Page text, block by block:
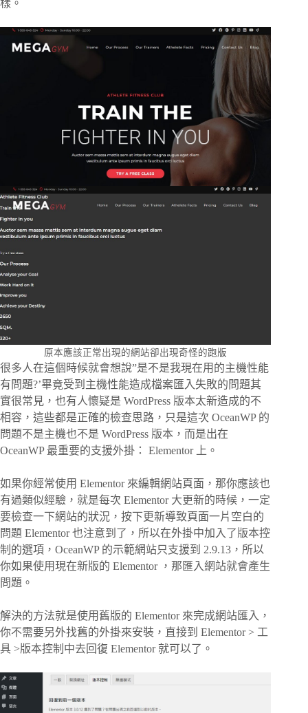
樣。
原本應該正常出現的網站卻出現奇怪的跑版
很多人在這個時候就會想說”是不是我現在用的主機性能
有問題?’畢竟受到主機性能造成檔案匯入失敗的問題其
實很常見，也有人懷疑是 WordPress 版本太新造成的不
相容，這些都是正確的檢查思路，只是這次 OceanWP 的
問題不是主機也不是 WordPress 版本，而是出在
OceanWP 最重要的支援外掛： Elementor 上。
如果你經常使用 Elementor 來編輯網站頁面，那你應該也
有過類似經驗，就是每次 Elementor 大更新的時候，一定
要檢查一下網站的狀況，按下更新導致頁面一片空白的
問題 Elementor 也注意到了，所以在外掛中加入了版本控
制的選項，OceanWP 的示範網站只支援到 2.9.13，所以
你如果使用現在新版的 Elementor ，那匯入網站就會產生
問題。
解決的方法就是使用舊版的 Elementor 來完成網站匯入，
你不需要另外找舊的外掛來安裝，直接到 Elementor > 工
具 >版本控制中去回復 Elementor 就可以了。